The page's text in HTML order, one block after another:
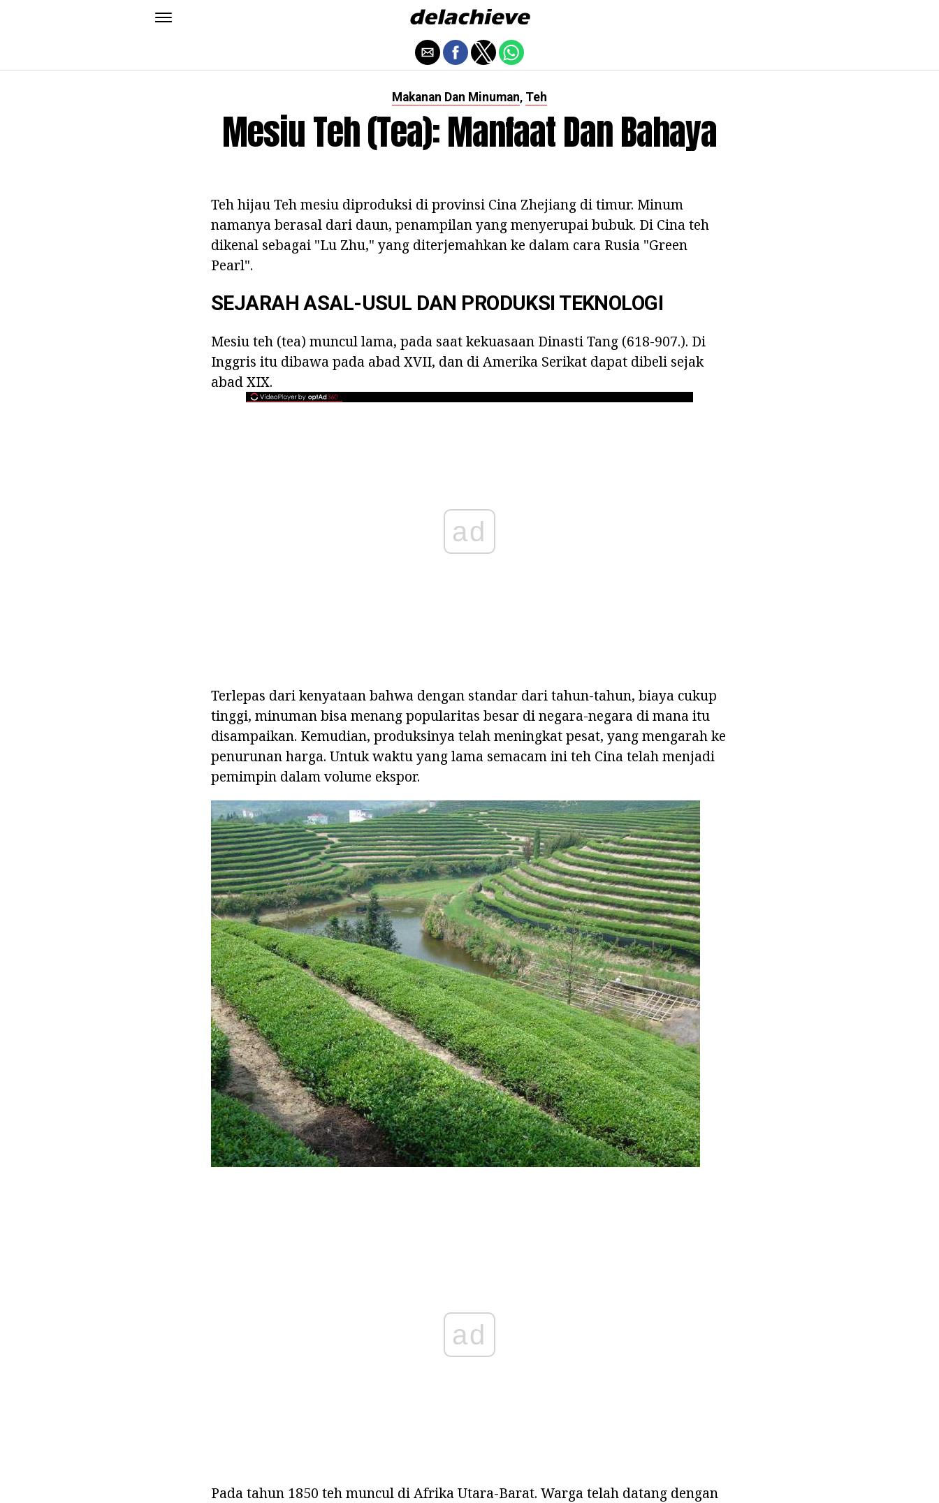
Makanan Dan Minuman, Teh
Mesiu Teh (tea): Manfaat Dan Bahaya
Teh hijau Teh mesiu diproduksi di provinsi Cina Zhejiang di timur. Minum
namanya berasal dari daun, penampilan yang menyerupai bubuk. Di Cina teh
dikenal sebagai "Lu Zhu," yang diterjemahkan ke dalam cara Rusia "Green
Pearl".
SEJARAH ASAL-USUL DAN PRODUKSI TEKNOLOGI
Mesiu teh (tea) muncul lama, pada saat kekuasaan Dinasti Tang (618-907.). Di
Inggris itu dibawa pada abad XVII, dan di Amerika Serikat dapat dibeli sejak
abad XIX.
ad
Terlepas dari kenyataan bahwa dengan standar dari tahun-tahun, biaya cukup
tinggi, minuman bisa menang popularitas besar di negara-negara di mana itu
disampaikan. Kemudian, produksinya telah meningkat pesat, yang mengarah ke
penurunan harga. Untuk waktu yang lama semacam ini teh Cina telah menjadi
pemimpin dalam volume ekspor.
ad
Pada tahun 1850 teh muncul di Afrika Utara-Barat. Warga telah datang dengan